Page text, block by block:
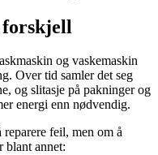
og vaskemaskin
Over tid samler det seg
og slitasje på pakninger og
energi enn nødvendig.
feil, men om å
blant annet: